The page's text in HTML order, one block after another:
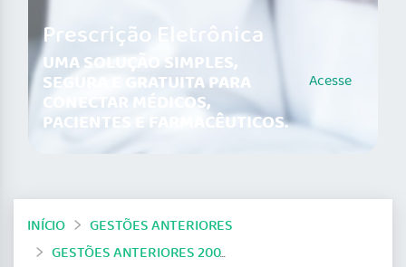
Prescrição Eletrônica
UMA SOLUÇÃO SIMPLES,
SEGURA E GRATUITA PARA
CONECTAR MÉDICOS,
PACIENTES E FARMACÊUTICOS.
Acesse
INÍCIO
GESTÕES ANTERIORES
GESTÕES ANTERIORES 2009-2014